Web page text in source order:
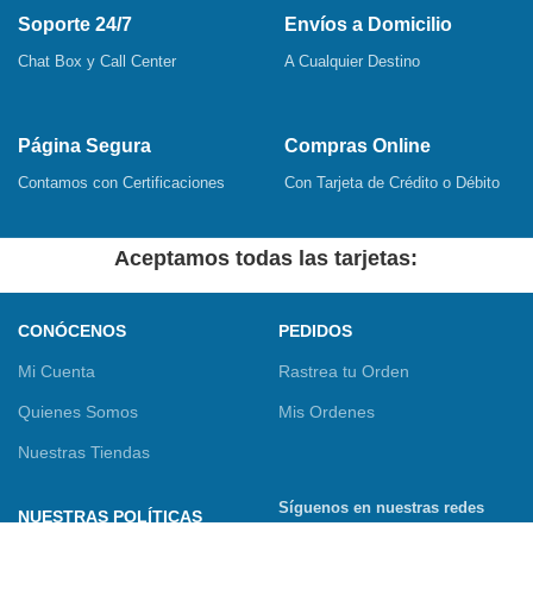
Soporte 24/7
Chat Box y Call Center
Envíos a Domicilio
A Cualquier Destino
Página Segura
Contamos con Certificaciones
Compras Online
Con Tarjeta de Crédito o Débito
Aceptamos todas las tarjetas:
CONÓCENOS
Mi Cuenta
Quienes Somos
Nuestras Tiendas
PEDIDOS
Rastrea tu Orden
Mis Ordenes
NUESTRAS POLÍTICAS
Síguenos en nuestras redes